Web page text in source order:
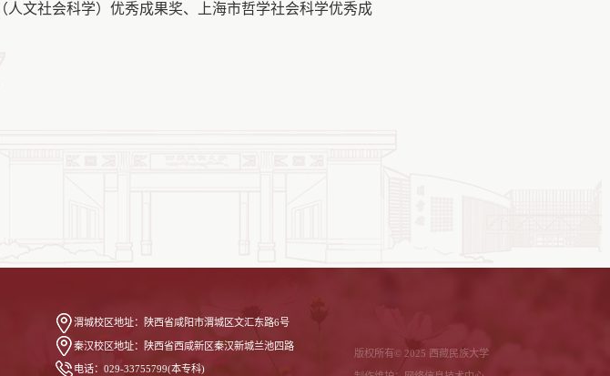
文社会科学）优秀成果奖、上海市哲学社会科学优秀成
渭城校区地址： 陕西省咸阳市渭城区文汇东路6号
秦汉校区地址： 陕西省西咸新区秦汉新城兰池四路
电话： 029-33755799(本专科)
版权所有© 2025 西藏民族大学